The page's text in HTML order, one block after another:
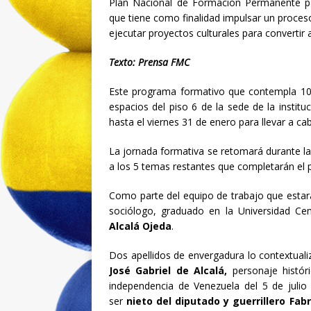
que tiene como finalidad impulsar un
ejecutar proyectos culturales para convertir
Texto: Prensa FMC
Este programa formativo que contempla
espacios del piso 6 de la sede de la
hasta el viernes 31 de enero para llevar a
La jornada formativa se retomará durante
a los 5 temas restantes que completarán el
Como parte del equipo de trabajo que
sociólogo, graduado en la Universidad
Alcalá Ojeda.
Dos apellidos de envergadura lo
José Gabriel de Alcalá, personaje
independencia de Venezuela del 5 de
sernieto del diputado y guerrillero